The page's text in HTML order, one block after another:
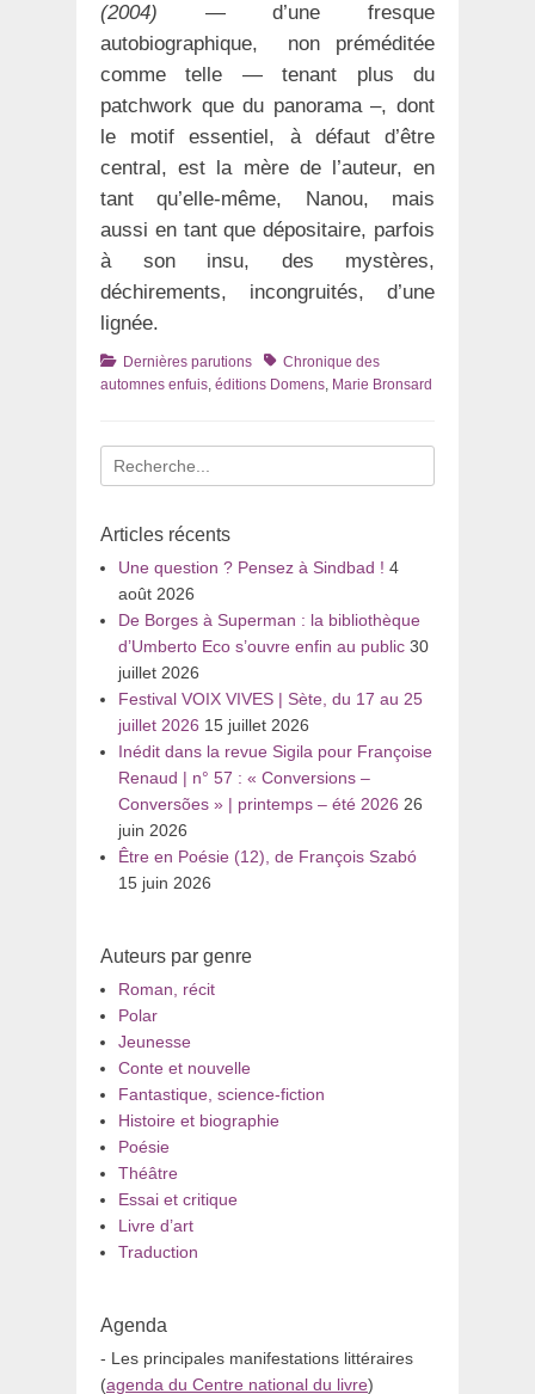
(2004) — d’une fresque
autobiographique, non préméditée
comme telle — tenant plus du
patchwork que du panorama –, dont
le motif essentiel, à défaut d’être
central, est la mère de l’auteur, en
tant qu’elle-même, Nanou, mais
aussi en tant que dépositaire, parfois
à son insu, des mystères,
déchirements, incongruités, d’une
lignée.
Catégories
Dernières parutions TagsChronique des
automnes enfuis, éditions Domens, Marie Bronsard
Recherche
pour
Articles récents
Une question ? Pensez à Sindbad ! 4
août 2026
De Borges à Superman : la bibliothèque
d’Umberto Eco s’ouvre enfin au public 30
juillet 2026
Festival VOIX VIVES | Sète, du 17 au 25
juillet 2026 15 juillet 2026
Inédit dans la revue Sigila pour Françoise
Renaud | n° 57 : « Conversions –
Conversões » | printemps – été 2026 26
juin 2026
Être en Poésie (12), de François Szabó
15 juin 2026
Auteurs par genre
Roman, récit
Polar
Jeunesse
Conte et nouvelle
Fantastique, science-fiction
Histoire et biographie
Poésie
Théâtre
Essai et critique
Livre d’art
Traduction
Agenda
- Les principales manifestations littéraires
(agenda du Centre national du livre)